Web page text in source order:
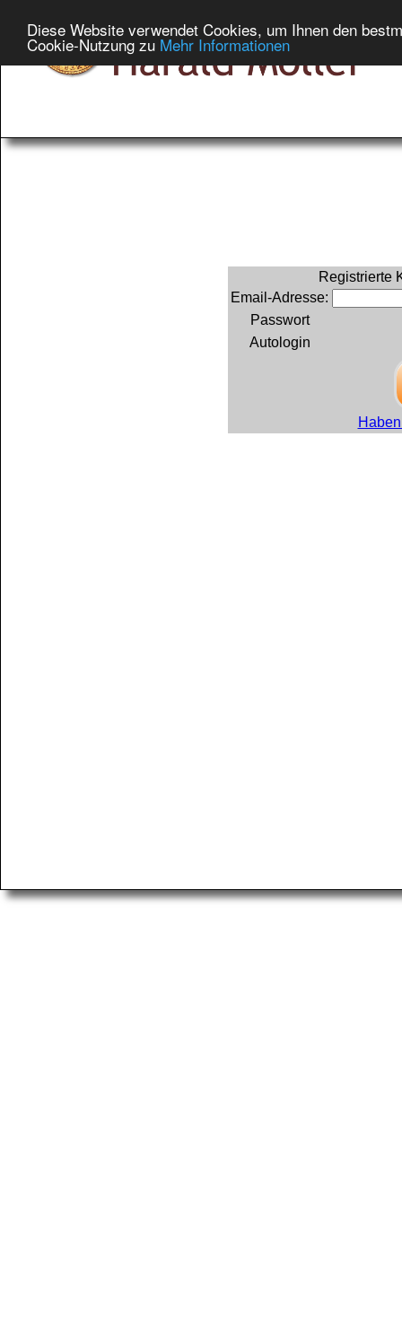
Diese Website verwendet Cookies, um Ihnen den
Cookie-Nutzung zu Mehr Informationen
Registrierte
Email-Adresse:
Passwort
Autologin